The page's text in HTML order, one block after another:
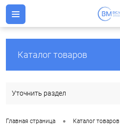
Каталог товаров
Уточнить раздел
Главная страница • Каталог товаров